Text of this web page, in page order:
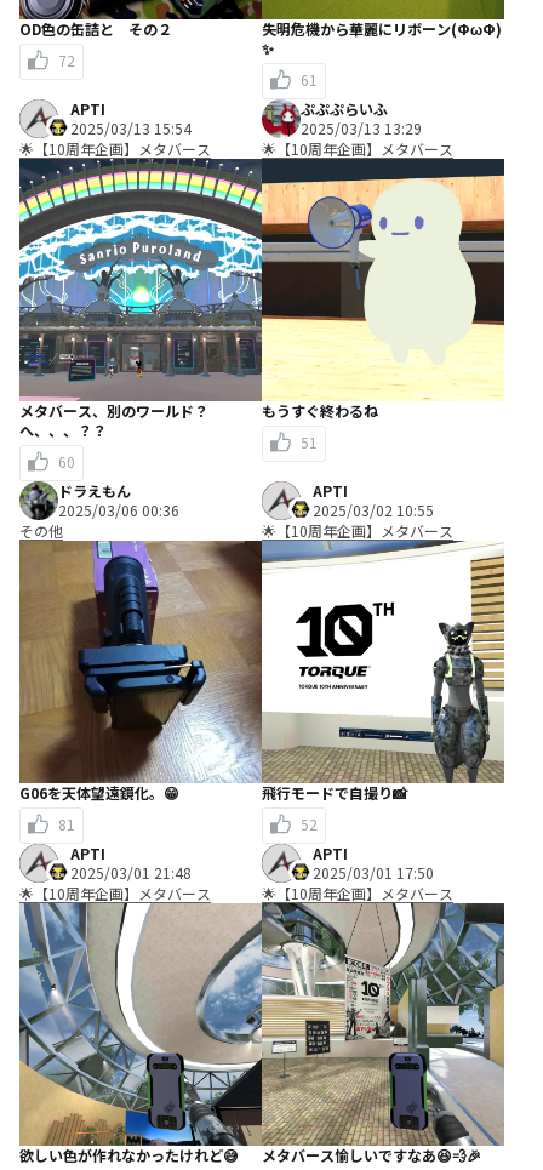
OD色の缶詰と その２
72
失明危機から華麗にリボーン(ФωФ)
✨
61
APTI
2025/03/13 15:54
🌟【10周年企画】メタバース
メタバース、別のワールド？
へ、、、？？
60
ぷぷぷらいふ
2025/03/13 13:29
🌟【10周年企画】メタバース
もうすぐ終わるね
51
ドラえもん
2025/03/06 00:36
その他
G06を天体望遠鏡化。😁
81
APTI
2025/03/02 10:55
🌟【10周年企画】メタバース
飛行モードで自撮り📸
52
APTI
2025/03/01 21:48
🌟【10周年企画】メタバース
欲しい色が作れなかったけれど😅
APTI
2025/03/01 17:50
🌟【10周年企画】メタバース
メタバース愉しいですなあ😆💨🎉